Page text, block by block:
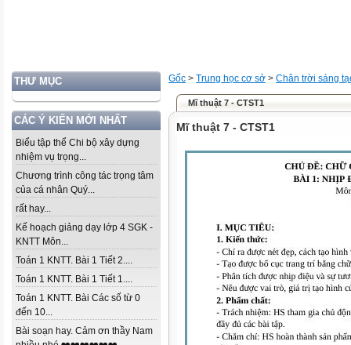
THƯ MỤC
CÁC Ý KIẾN MỚI NHẤT
Biểu tập thể Chi bộ xây dựng
nhiệm vụ trọng...
Chương trình công tác trọng tâm
của cá nhân Quý...
rất hay...
Kế hoạch giảng dạy lớp 4 SGK -
KNTT Môn...
Toán 1 KNTT. Bài 1 Tiết 2....
Toán 1 KNTT. Bài 1 Tiết 1....
Toán 1 KNTT. Bài Các số từ 0
đến 10...
Bài soạn hay. Cảm ơn thầy Nam
Gốc > Trung học cơ sở > Chân trời sáng
Mĩ thuật 7 - CTST1
Mĩ thuật 7 - CTST1